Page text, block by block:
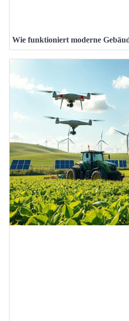
Wie funktioniert moderne